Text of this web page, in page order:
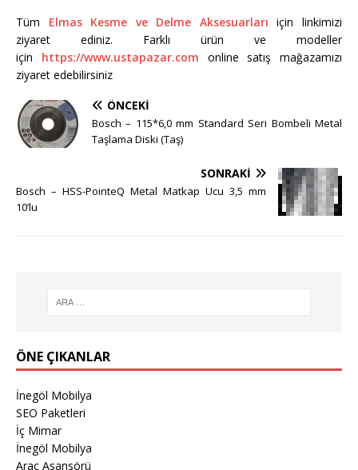
Tüm Elmas Kesme ve Delme Aksesuarları için linkimizi
ziyaret ediniz. Farklı ürün ve modeller
için https://www.ustapazar.com online satış mağazamızı
ziyaret edebilirsiniz
ÖNCEKI
Bosch – 115*6,0 mm Standard Seri Bombeli Metal
Taşlama Diski (Taş)
SONRAKI
Bosch – HSS-PointeQ Metal Matkap Ucu 3,5 mm
10’lu
ÖNE ÇIKANLAR
İnegöl Mobilya
SEO Paketleri
İç Mimar
İnegöl Mobilya
Araç Asansörü